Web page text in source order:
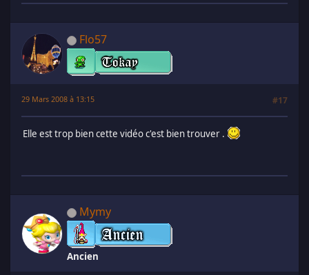
Flo57
29 Mars 2008 à 13:15 #17
Elle est trop bien cette vidéo c'est bien trouver .
Mymy
Ancien